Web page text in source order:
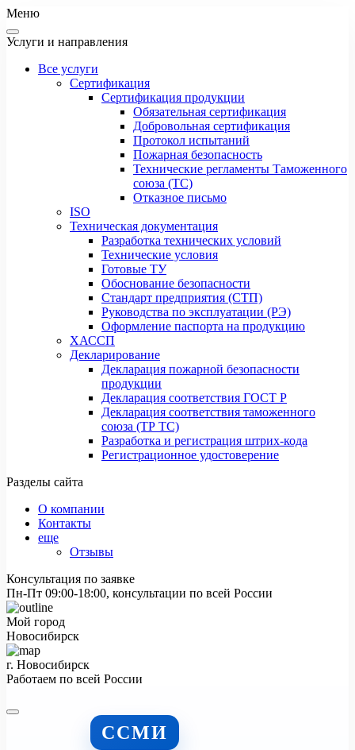
Меню
Услуги и направления
Все услуги
Сертификация
Сертификация продукции
Обязательная сертификация
Добровольная сертификация
Протокол испытаний
Пожарная безопасность
Технические регламенты Таможенного
союза (ТС)
Отказное письмо
ISO
Техническая документация
Разработка технических условий
Технические условия
Готовые ТУ
Обоснование безопасности
Стандарт предприятия (СТП)
Руководства по эксплуатации (РЭ)
Оформление паспорта на продукцию
ХАССП
Декларирование
Декларация пожарной безопасности
продукции
Декларация соответствия ГОСТ Р
Декларация соответствия таможенного
союза (ТР ТС)
Разработка и регистрация штрих-кода
Регистрационное удостоверение
Разделы сайта
О компании
Контакты
еще
Отзывы
Консультация по заявке
Пн-Пт 09:00-18:00, консультации по всей России
Мой город
Новосибирск
г. Новосибирск
Работаем по всей России
ССМИ